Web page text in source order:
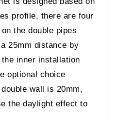
profile, there are four
the double pipes
25mm distance by
inner installation
optional choice
wall is 20mm,
the daylight effect to